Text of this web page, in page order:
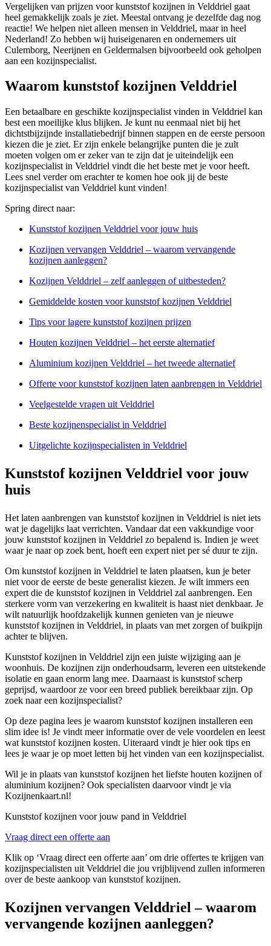
Vergelijken van prijzen voor kunststof kozijnen in Velddriel gaat
heel gemakkelijk zoals je ziet. Meestal ontvang je dezelfde dag nog
reactie! We helpen niet alleen mensen in Velddriel, maar in heel
Nederland! Zo hebben wij huiseigenaren en ondernemers uit
Culemborg, Neerijnen en Geldermalsen bijvoorbeeld ook geholpen
aan een kozijnspecialist.
Waarom kunststof kozijnen Velddriel
Een betaalbare en geschikte kozijnspecialist vinden in Velddriel kan
best een moeilijke klus blijken. Je kunt nu eenmaal niet bij het
dichtstbijzijnde installatiebedrijf binnen stappen en de eerste persoon
kiezen die je ziet. Er zijn enkele belangrijke punten die je zult
moeten volgen om er zeker van te zijn dat je uiteindelijk een
kozijnspecialist in Velddriel vindt die het beste met je voor heeft.
Lees snel verder om erachter te komen hoe ook jij de beste
kozijnspecialist van Velddriel kunt vinden!
Spring direct naar:
Kunststof kozijnen Velddriel voor jouw huis
Kozijnen vervangen Velddriel – waarom vervangende
kozijnen aanleggen?
Kozijnen Velddriel – zelf aanleggen of uitbesteden?
Gemiddelde kosten voor kunststof kozijnen Velddriel
Tips voor lagere kunststof kozijnen prijzen
Houten kozijnen Velddriel – het eerste alternatief
Aluminium kozijnen Velddriel – het tweede alternatief
Offerte voor kunststof kozijnen laten aanbrengen in Velddriel
Veelgestelde vragen uit Velddriel
Beste kozijnenspecialist in Velddriel
Uitgelichte kozijnspecialisten in Velddriel
Kunststof kozijnen Velddriel voor jouw
huis
Het laten aanbrengen van kunststof kozijnen in Velddriel is niet iets
wat je dagelijks laat verrichten. Vandaar dat een vakkundige voor
jouw kunststof kozijnen in Velddriel zo bepalend is. Indien je weet
waar je naar op zoek bent, hoeft een expert niet per sé duur te zijn.
Om kunststof kozijnen in Velddriel te laten plaatsen, kun je beter
niet voor de eerste de beste generalist kiezen. Je wilt immers een
expert die de kunststof kozijnen in Velddriel zal aanbrengen. Een
sterkere vorm van verzekering en kwaliteit is haast niet denkbaar. Je
wilt natuurlijk hoofdzakelijk kunnen genieten van je nieuwe
kunststof kozijnen in Velddriel, in plaats van met zorgen of buikpijn
achter te blijven.
Kunststof kozijnen in Velddriel zijn een juiste wijziging aan je
woonhuis. De kozijnen zijn onderhoudsarm, leveren een uitstekende
isolatie en gaan enorm lang mee. Daarnaast is kunststof scherp
geprijsd, waardoor ze voor een breed publiek bereikbaar zijn. Op
zoek naar een kozijnspecialist?
Op deze pagina lees je waarom kunststof kozijnen installeren een
slim idee is! Je vindt meer informatie over de vele voordelen en leest
wat kunststof kozijnen kosten. Uiteraard vindt je hier ook tips en
lees je waar je op moet letten bij het vinden van een kozijnspecialist.
Wil je in plaats van kunststof kozijnen het liefste houten kozijnen of
aluminium kozijnen? Ook specialisten daarvoor vindt je via
Kozijnenkaart.nl!
Kunststof kozijnen voor jouw pand in Velddriel
Vraag direct een offerte aan
Klik op ‘Vraag direct een offerte aan’ om drie offertes te krijgen van
kozijnspecialisten uit Velddriel die jou vrijblijvend zullen informeren
over de beste aankoop van kunststof kozijnen.
Kozijnen vervangen Velddriel – waarom
vervangende kozijnen aanleggen?